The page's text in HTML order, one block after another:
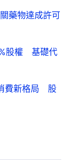
藥物達成許可
股權 基礎代
費新格局 股